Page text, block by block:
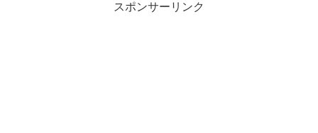
スポンサーリンク